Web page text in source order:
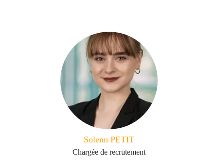
Solenn PETIT
Chargée de recrutement